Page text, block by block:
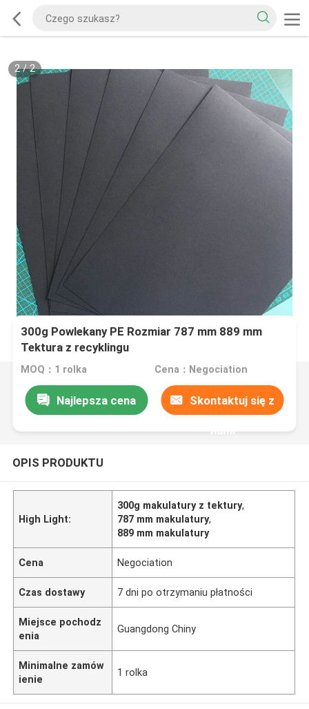
2/2
300g Powlekany PE Rozmiar 787 mm 889 mm
Tektura z recyklingu
MOQ：1 rolka Cena：Negociation
Najlepsza cena Skontaktuj się z
nami
OPIS PRODUKTU
High Light:
300g makulatury z tektury,
787 mm makulatury,
889 mm makulatury
Cena Negociation
Czas dostawy 7 dni po otrzymaniu płatności
Miejsce pochodz
enia
Guangdong Chiny
Minimalne zamów
ienie
1 rolka